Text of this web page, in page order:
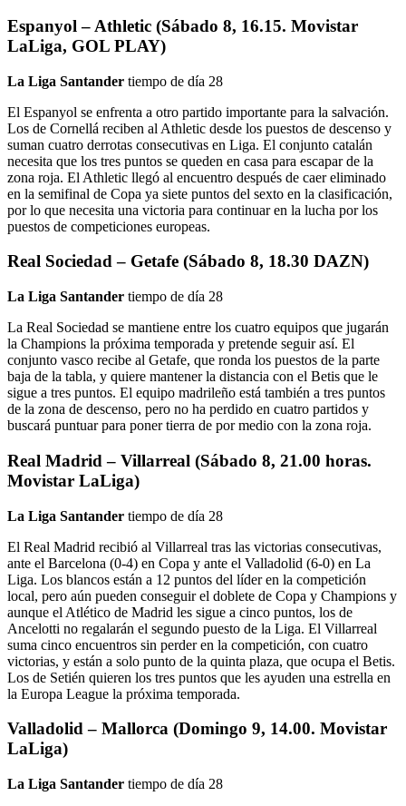
Espanyol – Athletic (Sábado 8, 16.15. Movistar
LaLiga, GOL PLAY)
La Liga Santander tiempo de día 28
El Espanyol se enfrenta a otro partido importante para la salvación.
Los de Cornellá reciben al Athletic desde los puestos de descenso y
suman cuatro derrotas consecutivas en Liga. El conjunto catalán
necesita que los tres puntos se queden en casa para escapar de la
zona roja. El Athletic llegó al encuentro después de caer eliminado
en la semifinal de Copa ya siete puntos del sexto en la clasificación,
por lo que necesita una victoria para continuar en la lucha por los
puestos de competiciones europeas.
Real Sociedad – Getafe (Sábado 8, 18.30 DAZN)
La Liga Santander tiempo de día 28
La Real Sociedad se mantiene entre los cuatro equipos que jugarán
la Champions la próxima temporada y pretende seguir así. El
conjunto vasco recibe al Getafe, que ronda los puestos de la parte
baja de la tabla, y quiere mantener la distancia con el Betis que le
sigue a tres puntos. El equipo madrileño está también a tres puntos
de la zona de descenso, pero no ha perdido en cuatro partidos y
buscará puntuar para poner tierra de por medio con la zona roja.
Real Madrid – Villarreal (Sábado 8, 21.00 horas.
Movistar LaLiga)
La Liga Santander tiempo de día 28
El Real Madrid recibió al Villarreal tras las victorias consecutivas,
ante el Barcelona (0-4) en Copa y ante el Valladolid (6-0) en La
Liga. Los blancos están a 12 puntos del líder en la competición
local, pero aún pueden conseguir el doblete de Copa y Champions y
aunque el Atlético de Madrid les sigue a cinco puntos, los de
Ancelotti no regalarán el segundo puesto de la Liga. El Villarreal
suma cinco encuentros sin perder en la competición, con cuatro
victorias, y están a solo punto de la quinta plaza, que ocupa el Betis.
Los de Setién quieren los tres puntos que les ayuden una estrella en
la Europa League la próxima temporada.
Valladolid – Mallorca (Domingo 9, 14.00. Movistar
LaLiga)
La Liga Santander tiempo de día 28